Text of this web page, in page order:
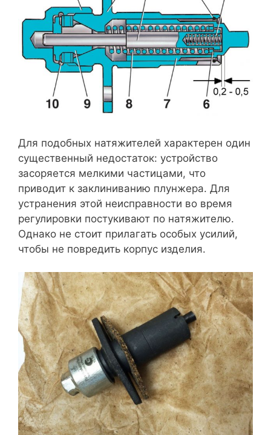
Для подобных натяжителей характерен один
существенный недостаток: устройство
засоряется мелкими частицами, что
приводит к заклиниванию плунжера. Для
устранения этой неисправности во время
регулировки постукивают по натяжителю.
Однако не стоит прилагать особых усилий,
чтобы не повредить корпус изделия.